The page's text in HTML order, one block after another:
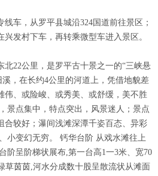
车，从罗平县城沿324国道前往景区；
发村下车，再转乘微型车进入景区。
北22公里，是罗平古十景之一的“三峡悬
，在长约4公里的河道上，凭借地貌差
伟、或险峻、或秀美、或舒缓，美不胜
景点集中，特点突出，风景迷人；景点
合较好；瀑间浅滩深潭千姿百态、异彩
小变幻无穷。 钙华台阶 从戏水滩往上
阶呈阶梯状展布,第一台高1一3米、宽70
草茵茵,河水分成数十股呈散流状从滩面